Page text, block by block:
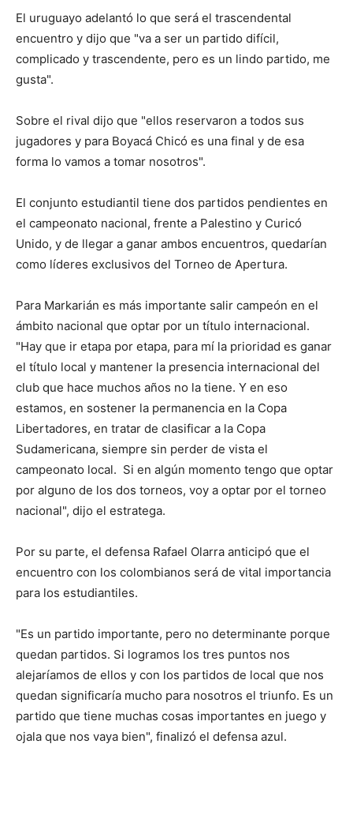
El uruguayo adelantó lo que será el trascendental
encuentro y dijo que "va a ser un partido difícil,
complicado y trascendente, pero es un lindo partido, me
gusta".
Sobre el rival dijo que "ellos reservaron a todos sus
jugadores y para Boyacá Chicó es una final y de esa
forma lo vamos a tomar nosotros".
El conjunto estudiantil tiene dos partidos pendientes en
el campeonato nacional, frente a Palestino y Curicó
Unido, y de llegar a ganar ambos encuentros, quedarían
como líderes exclusivos del Torneo de Apertura.
Para Markarián es más importante salir campeón en el
ámbito nacional que optar por un título internacional.
"Hay que ir etapa por etapa, para mí la prioridad es ganar
el título local y mantener la presencia internacional del
club que hace muchos años no la tiene. Y en eso
estamos, en sostener la permanencia en la Copa
Libertadores, en tratar de clasificar a la Copa
Sudamericana, siempre sin perder de vista el
campeonato local. Si en algún momento tengo que optar
por alguno de los dos torneos, voy a optar por el torneo
nacional", dijo el estratega.
Por su parte, el defensa Rafael Olarra anticipó que el
encuentro con los colombianos será de vital importancia
para los estudiantiles.
"Es un partido importante, pero no determinante porque
quedan partidos. Si logramos los tres puntos nos
alejaríamos de ellos y con los partidos de local que nos
quedan significaría mucho para nosotros el triunfo. Es un
partido que tiene muchas cosas importantes en juego y
ojala que nos vaya bien", finalizó el defensa azul.